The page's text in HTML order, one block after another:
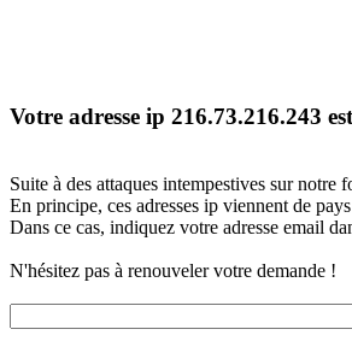
Votre adresse ip 216.73.216.243
Suite à des attaques intempestives sur notre
En principe, ces adresses ip viennent de
Dans ce cas, indiquez votre adresse email
N'hésitez pas à renouveler votre demande !